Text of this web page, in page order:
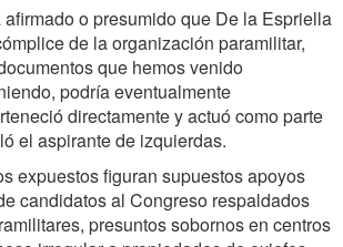
afirmado o presumido que De la Espriella
de la organización paramilitar,
que hemos venido
podría eventualmente
directamente y actuó como parte
el aspirante de izquierdas.
expuestos figuran supuestos apoyos
candidatos al Congreso respaldados
presuntos sobornos en centros